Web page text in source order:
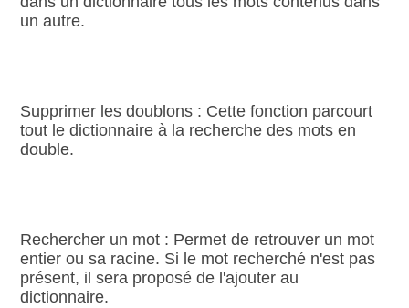
un autre.
Supprimer les doublons : Cette fonction parcourt
tout le dictionnaire à la recherche des mots en
double.
Rechercher un mot : Permet de retrouver un mot
entier ou sa racine. Si le mot recherché n'est pas
présent, il sera proposé de l'ajouter au
dictionnaire.